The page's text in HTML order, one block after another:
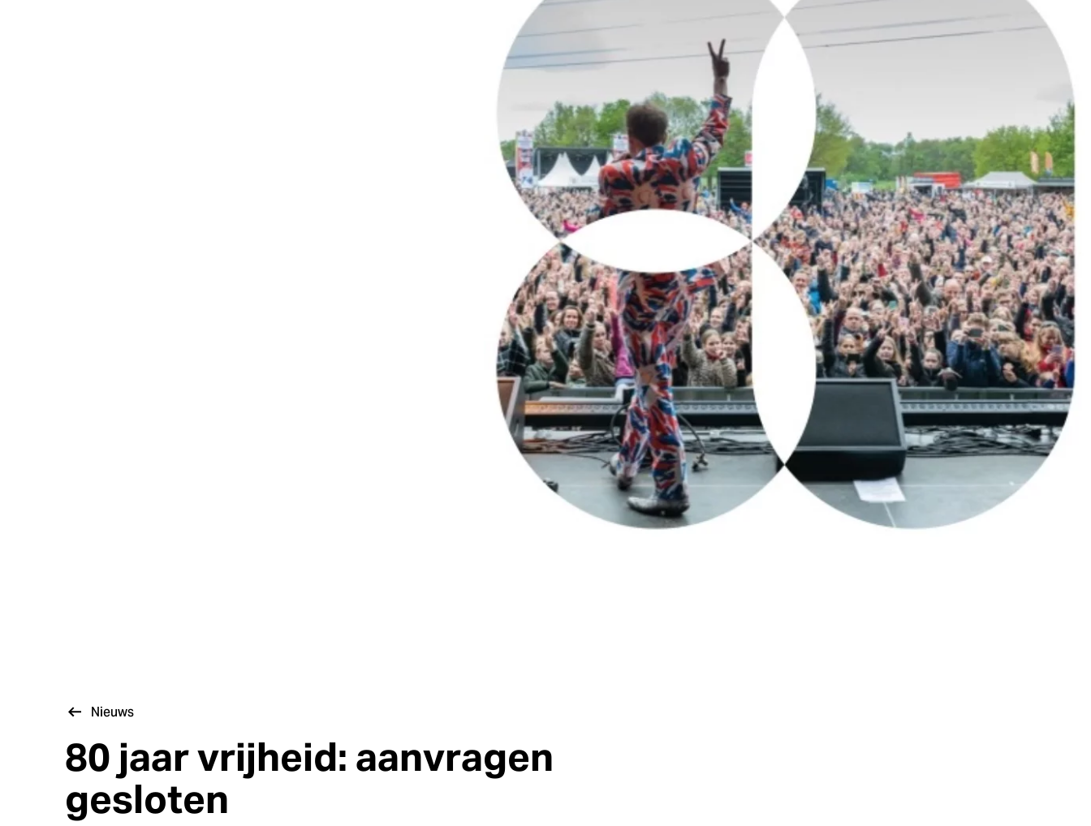
Nieuws
80 jaar vrijheid: aanvragen
gesloten